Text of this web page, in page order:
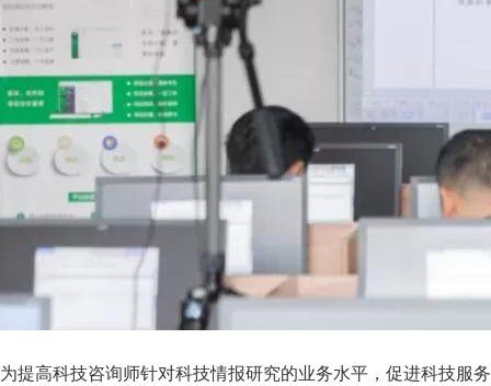
为提高科技咨询师针对科技情报研究的业务水平，促进科技服务